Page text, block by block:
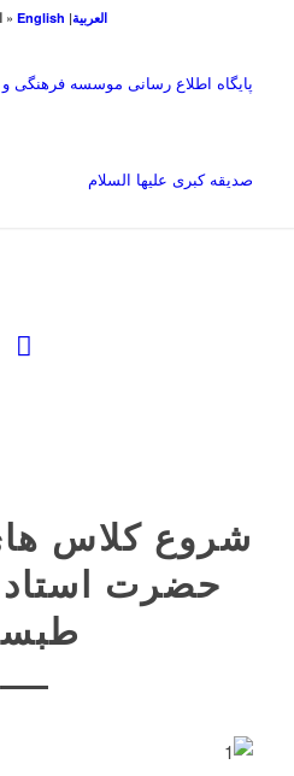
العربیة|
English
«
پایگاه اطلاع رسانی موسسه فرهنگی
صدیقه کبری علیها السلام
شروع کلاس
حضرت استاد